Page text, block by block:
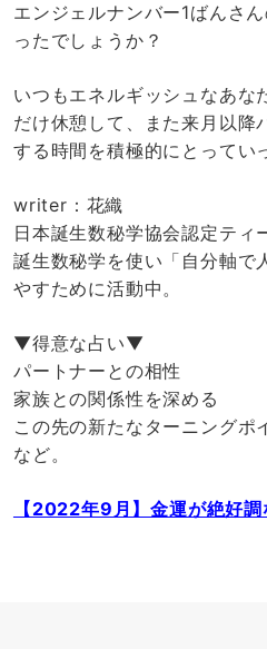
エンジェルナンバー1ばんさ
ったでしょうか？
いつもエネルギッシュなあな
だけ休憩して、また来月以降
する時間を積極的にとってい
writer：花織
日本誕生数秘学協会認定ティ
誕生数秘学を使い「自分軸で
やすために活動中。
▼得意な占い▼
パートナーとの相性
家族との関係性を深める
この先の新たなターニングポ
など。
【2022年9月】金運が絶好